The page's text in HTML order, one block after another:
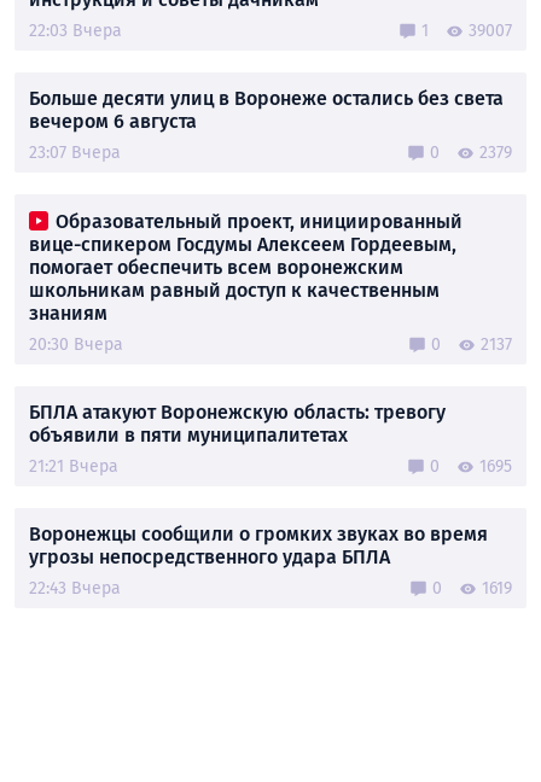
22:03 Вчера 1 39007
Больше десяти улиц в Воронеже остались без света
вечером 6 августа
23:07 Вчера 0 2379
Образовательный проект, инициированный
вице-спикером Госдумы Алексеем Гордеевым,
помогает обеспечить всем воронежским
школьникам равный доступ к качественным
знаниям
20:30 Вчера 0 2137
БПЛА атакуют Воронежскую область: тревогу
объявили в пяти муниципалитетах
21:21 Вчера 0 1695
Воронежцы сообщили о громких звуках во время
угрозы непосредственного удара БПЛА
22:43 Вчера 0 1619